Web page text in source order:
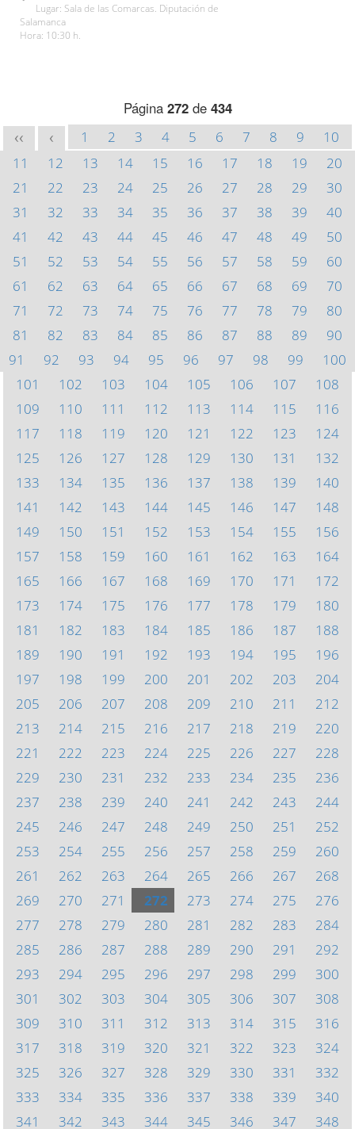
Lugar: Sala de las Comarcas. Diputación de
Salamanca
Hora: 10:30 h.
Página 272de 434
<< < 1 2 3 4 5 6 7 8 9
10
11
12 13 14 15 16 17 18 19
20
21
22 23 24 25 26 27 28 29
30
31
32 33 34 35 36 37 38 39
40
41
42 43 44 45 46 47 48 49
50
51
52 53 54 55 56 57 58 59
60
61
62 63 64 65 66 67 68 69
70
71
72 73 74 75 76 77 78 79
80
81
82 83 84 85 86 87 88 89
90
91
92 93 94 95 96 97 98 99
100
101
102 103 104 105 106 107
108
109
110 111 112 113 114 115
116
117
118 119 120 121 122 123
124
125
126 127 128 129 130 131
132
133
134 135 136 137 138 139
140
141
142 143 144 145 146 147
148
149
150 151 152 153 154 155
156
157
158 159 160 161 162 163
164
165
166 167 168 169 170 171
172
173
174 175 176 177 178 179
180
181
182 183 184 185 186 187
188
189
190 191 192 193 194 195
196
197
198 199 200 201 202 203
204
205
206 207 208 209 210 211
212
213
214 215 216 217 218 219
220
221
222 223 224 225 226 227
228
229
230 231 232 233 234 235
236
237
238 239 240 241 242 243
244
245
246 247 248 249 250 251
252
253
254 255 256 257 258 259
260
261
262 263 264 265 266 267
268
269
270 271 272 273 274 275
276
277
278 279 280 281 282 283
284
285
286 287 288 289 290 291
292
293
294 295 296 297 298 299
300
301
302 303 304 305 306 307
308
309
310 311 312 313 314 315
316
317
318 319 320 321 322 323
324
325
326 327 328 329 330 331
332
333
334 335 336 337 338 339
340
341
342 343 344 345 346 347 348